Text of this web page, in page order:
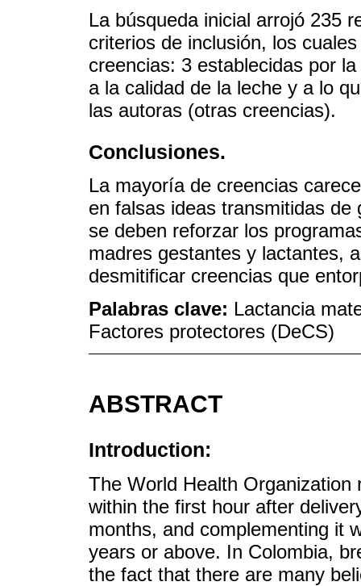
La búsqueda inicial arrojó 235
criterios de inclusión, los
creencias: 3 establecidas por
a la calidad de la leche y a lo
las autoras (otras creencias).
Conclusiones.
La mayoría de creencias
en falsas ideas transmitidas
se deben reforzar los
madres gestantes y lactantes,
desmitificar creencias que
Palabras clave: Lactancia
Factores protectores (DeCS)
ABSTRACT
Introduction:
The World Health
within the first hour after
months, and complementing it
years or above. In Colombia,
the fact that there are many